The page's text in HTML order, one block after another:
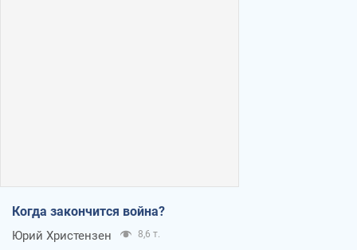
Когда закончится война?
Юрий Христензен 8,6 т.